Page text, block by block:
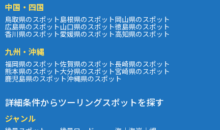
中国・四国
鳥取県のスポット島根県のスポット岡山県のスポット
広島県のスポット山口県のスポット徳島県のスポット
香川県のスポット愛媛県のスポット高知県のスポット
九州・沖縄
福岡県のスポット佐賀県のスポット長崎県のスポット
熊本県のスポット大分県のスポット宮崎県のスポット
鹿児島県のスポット沖縄県のスポット
詳細条件からツーリングスポットを探す
ジャンル